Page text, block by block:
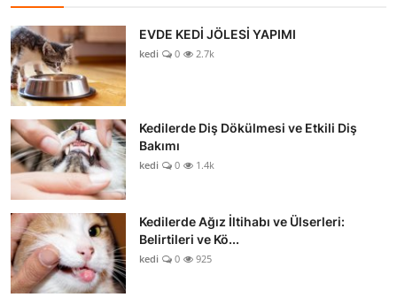
EVDE KEDİ JÖLESİ YAPIMI
kedi 0 2.7k
Kedilerde Diş Dökülmesi ve Etkili Diş
Bakımı
kedi 0 1.4k
Kedilerde Ağız İltihabı ve Ülserleri:
Belirtileri ve Kö...
kedi 0 925